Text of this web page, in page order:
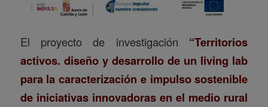
El proyecto de investigación “Territorios
activos. diseño y desarrollo de un living lab
para la caracterización e impulso sostenible
de iniciativas innovadoras en el medio rural